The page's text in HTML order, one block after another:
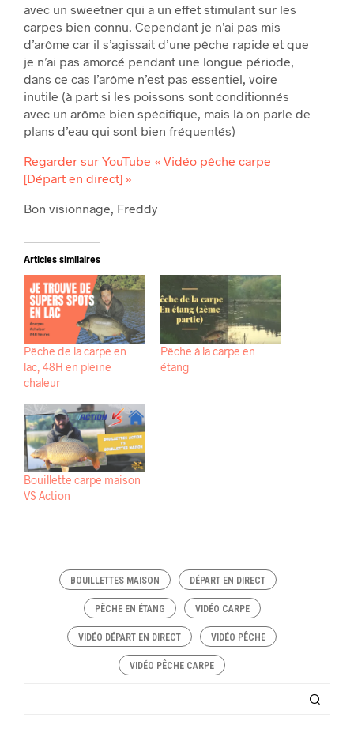
avec un sweetner qui a un effet stimulant sur les
carpes bien connu. Cependant je n’ai pas mis
d’arôme car il s’agissait d’une pêche rapide et que
je n’ai pas amorcé pendant une longue période,
dans ce cas l’arôme n’est pas essentiel, voire
inutile (à part si les poissons sont conditionnés
avec un arôme bien spécifique, mais là on parle de
plans d’eau qui sont bien fréquentés)
Regarder sur YouTube « Vidéo pêche carpe
[Départ en direct] »
Bon visionnage, Freddy
Articles similaires
Pêche de la carpe en
lac, 48H en pleine
chaleur
Pêche à la carpe en
étang
Bouillette carpe maison
VS Action
BOUILLETTES MAISON DÉPART EN DIRECT
PÊCHE EN ÉTANG VIDÉO CARPE
VIDÉO DÉPART EN DIRECT VIDÉO PÊCHE
VIDÉO PÊCHE CARPE